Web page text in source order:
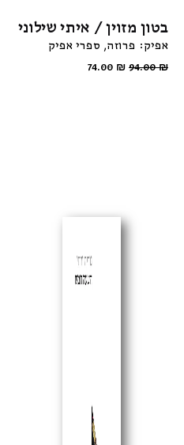
בטון מזוין / איתי שילוני
אפיק: פרוזה ספרי אפיק
94.00₪
74.00 ₪